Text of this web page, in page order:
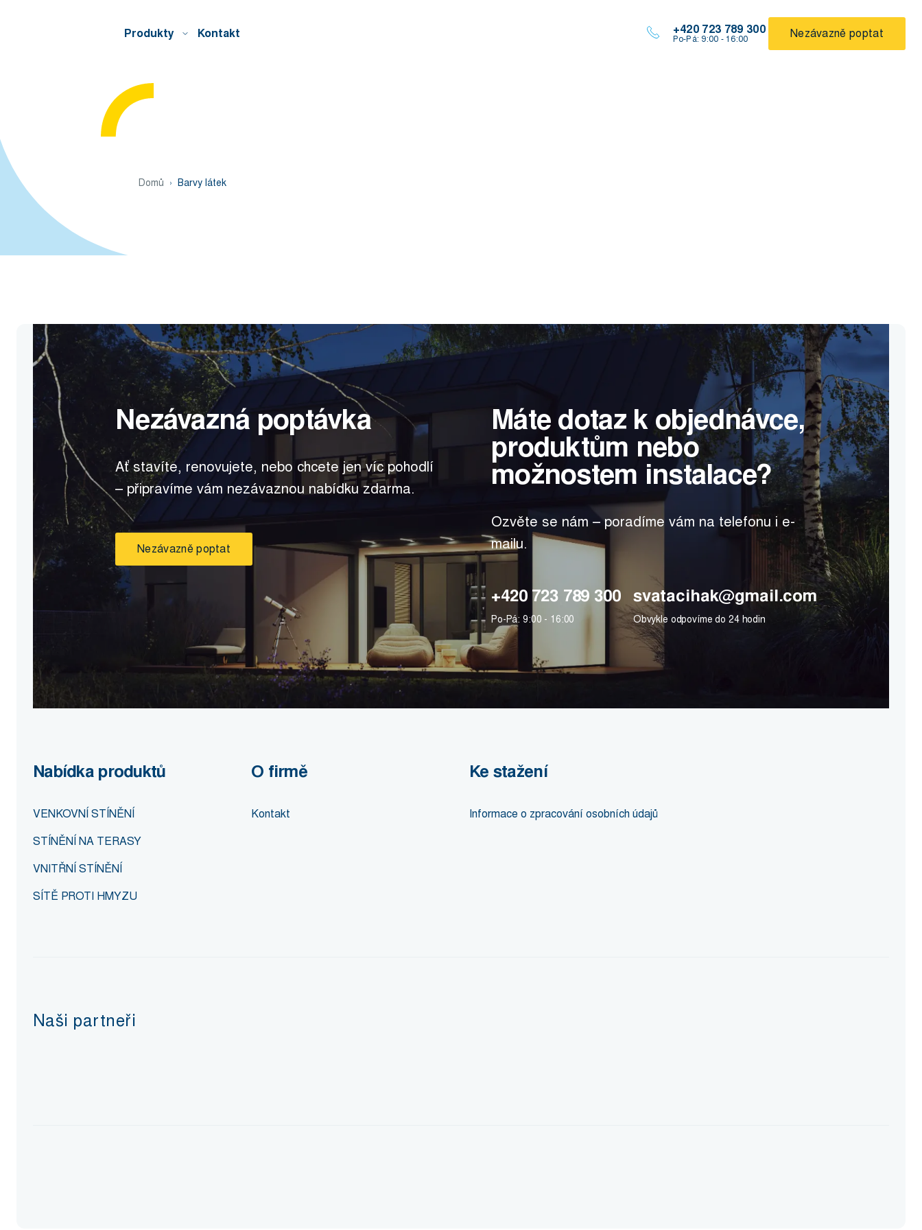
Produkty Kontakt +420 723 789 300
Po-Pá: 9:00 - 16:00 Nezávazně poptat
Domů Barvy látek
Nezávazná poptávka
Ať stavíte, renovujete, nebo chcete jen víc pohodlí
– připravíme vám nezávaznou nabídku zdarma.
Nezávazně poptat
Máte dotaz k objednávce,
produktům nebo
možnostem instalace?
Ozvěte se nám – poradíme vám na telefonu i e-
mailu.
+420 723 789 300
Po-Pá: 9:00 - 16:00
svatacihak@gmail.com
Obvykle odpovíme do 24 hodin
Nabídka produktů
VENKOVNÍ STÍNĚNÍ
STÍNĚNÍ NA TERASY
VNITŘNÍ STÍNĚNÍ
SÍTĚ PROTI HMYZU
O firmě
Kontakt
Ke stažení
Informace o zpracování osobních údajů
Naši partneři